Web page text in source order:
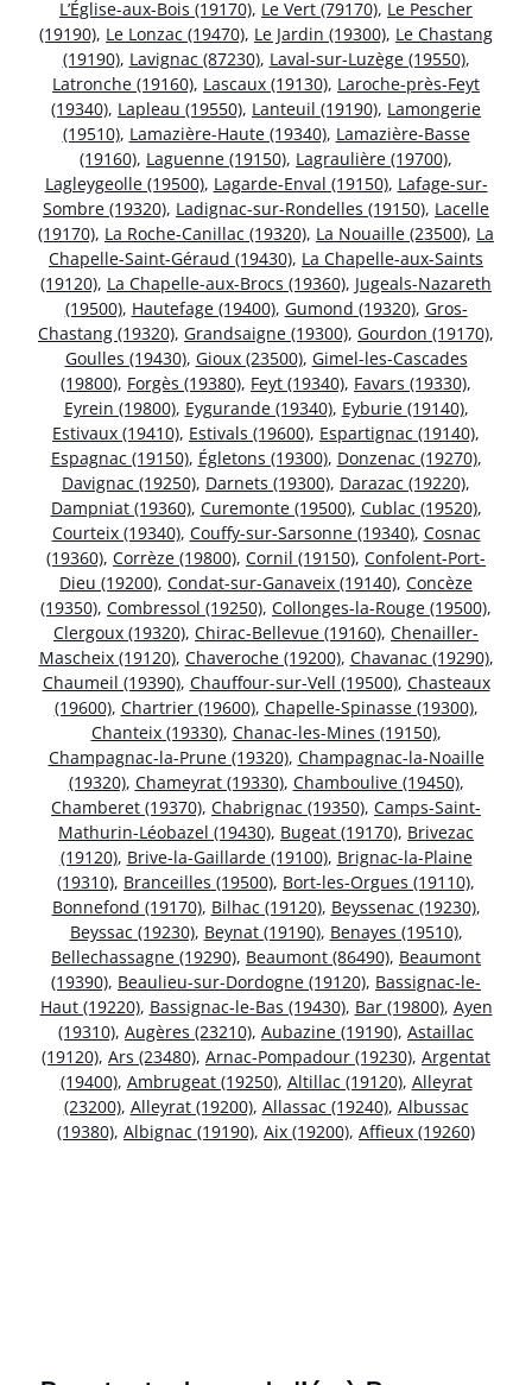
L’Église-aux-Bois (19170), Le Vert (79170), Le Pescher
(19190), Le Lonzac (19470), Le Jardin (19300), Le Chastang
(19190), Lavignac (87230), Laval-sur-Luzège (19550),
Latronche (19160), Lascaux (19130), Laroche-près-Feyt
(19340), Lapleau (19550), Lanteuil (19190), Lamongerie
(19510), Lamazière-Haute (19340), Lamazière-Basse
(19160), Laguenne (19150), Lagraulière (19700),
Lagleygeolle (19500), Lagarde-Enval (19150), Lafage-sur-
Sombre (19320), Ladignac-sur-Rondelles (19150), Lacelle
(19170), La Roche-Canillac (19320), La Nouaille (23500), La
Chapelle-Saint-Géraud (19430), La Chapelle-aux-Saints
(19120), La Chapelle-aux-Brocs (19360), Jugeals-Nazareth
(19500), Hautefage (19400), Gumond (19320), Gros-
Chastang (19320), Grandsaigne (19300), Gourdon (19170),
Goulles (19430), Gioux (23500), Gimel-les-Cascades
(19800), Forgès (19380), Feyt (19340), Favars (19330),
Eyrein (19800), Eygurande (19340), Eyburie (19140),
Estivaux (19410), Estivals (19600), Espartignac (19140),
Espagnac (19150), Égletons (19300), Donzenac (19270),
Davignac (19250), Darnets (19300), Darazac (19220),
Dampniat (19360), Curemonte (19500), Cublac (19520),
Courteix (19340), Couffy-sur-Sarsonne (19340), Cosnac
(19360), Corrèze (19800), Cornil (19150), Confolent-Port-
Dieu (19200), Condat-sur-Ganaveix (19140), Concèze
(19350), Combressol (19250), Collonges-la-Rouge (19500),
Clergoux (19320), Chirac-Bellevue (19160), Chenailler-
Mascheix (19120), Chaveroche (19200), Chavanac (19290),
Chaumeil (19390), Chauffour-sur-Vell (19500), Chasteaux
(19600), Chartrier (19600), Chapelle-Spinasse (19300),
Chanteix (19330), Chanac-les-Mines (19150),
Champagnac-la-Prune (19320), Champagnac-la-Noaille
(19320), Chameyrat (19330), Chamboulive (19450),
Chamberet (19370), Chabrignac (19350), Camps-Saint-
Mathurin-Léobazel (19430), Bugeat (19170), Brivezac
(19120), Brive-la-Gaillarde (19100), Brignac-la-Plaine
(19310), Branceilles (19500), Bort-les-Orgues (19110),
Bonnefond (19170), Bilhac (19120), Beyssenac (19230),
Beyssac (19230), Beynat (19190), Benayes (19510),
Bellechassagne (19290), Beaumont (86490), Beaumont
(19390), Beaulieu-sur-Dordogne (19120), Bassignac-le-
Haut (19220), Bassignac-le-Bas (19430), Bar (19800), Ayen
(19310), Augères (23210), Aubazine (19190), Astaillac
(19120), Ars (23480), Arnac-Pompadour (19230), Argentat
(19400), Ambrugeat (19250), Altillac (19120), Alleyrat
(23200), Alleyrat (19200), Allassac (19240), Albussac
(19380), Albignac (19190), Aix (19200), Affieux (19260)